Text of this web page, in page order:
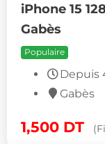
iPhone 15
Gabès
Populaire
Depuis
Gabès
1,500 DT